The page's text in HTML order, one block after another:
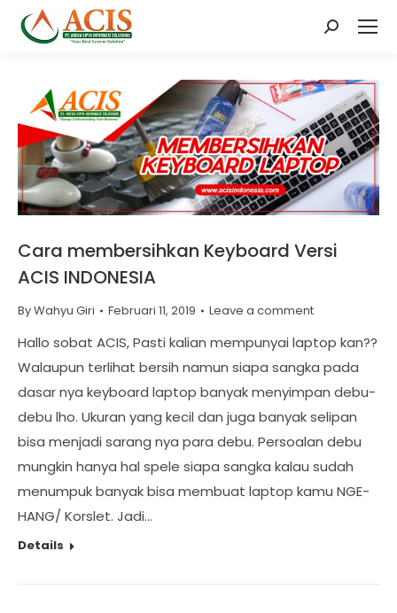
Search:
Cara membersihkan Keyboard Versi
ACIS INDONESIA
ByWahyu Giri Februari 11, 2019 Leave a comment
Hallo sobat ACIS, Pasti kalian mempunyai laptop kan??
Walaupun terlihat bersih namun siapa sangka pada
dasar nya keyboard laptop banyak menyimpan debu-
debu lho. Ukuran yang kecil dan juga banyak selipan
bisa menjadi sarang nya para debu. Persoalan debu
mungkin hanya hal spele siapa sangka kalau sudah
menumpuk banyak bisa membuat laptop kamu NGE-
HANG/ Korslet. Jadi…
Details